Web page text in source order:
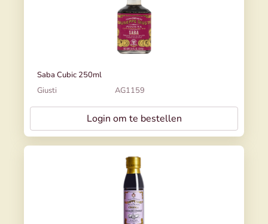
Saba Cubic 250ml
Giusti
AG1159
Login om te bestellen